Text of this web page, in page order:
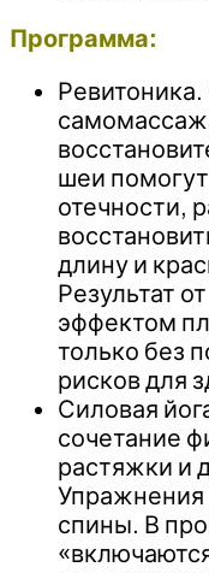
Программа:
шеи
отечности,
длину и
Результат
эффектом
только без
рисков для
Силовая
сочетание
растяжки и
Упражнения
спины. В